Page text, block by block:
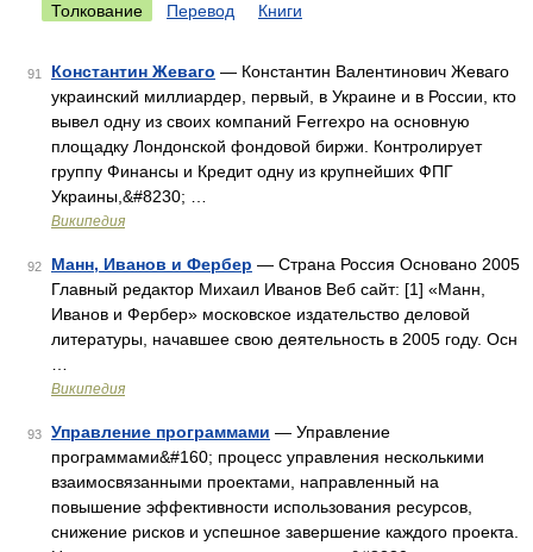
Толкование Перевод Книги
91 Константин Жеваго — Константин Валентинович Жеваго
украинский миллиардер, первый, в Украине и в России, кто
вывел одну из своих компаний Ferrexpo на основную
площадку Лондонской фондовой биржи. Контролирует
группу Финансы и Кредит одну из крупнейших ФПГ
Украины,&#8230; …
Википедия
92 Манн, Иванов и Фербер — Страна Россия Основано 2005
Главный редактор Михаил Иванов Веб сайт: [1] «Манн,
Иванов и Фербер» московское издательство деловой
литературы, начавшее свою деятельность в 2005 году. Осн
Википедия
93 Управление программами — Управление
программами&#160; процесс управления несколькими
взаимосвязанными проектами, направленный на
повышение эффективности использования ресурсов,
снижение рисков и успешное завершение каждого проекта.